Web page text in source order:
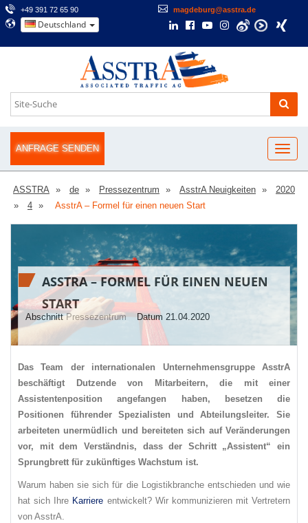
+49 391 72 65 90 magdeburg@asstra.de
Deutschland
ANFRAGE SENDEN
ASSTRA de Pressezentrum AsstrA Neuigkeiten
2020
4
AsstrA – Formel für einen neuen Start
ASSTRA – FORMEL FÜR EINEN NEUEN
START
AbschnittPressezentrum Datum 21.04.2020
Das Team der internationalen Unternehmensgruppe AsstrA
beschäftigt Dutzende von Mitarbeitern, die mit einer
Assistentenposition angefangen haben, besetzen die
Positionen führender Spezialisten und Abteilungsleiter. Sie
arbeiteten unermüdlich und bereiteten sich auf Veränderungen
vor, mit dem Verständnis, dass der Schritt „Assistent“ ein
Sprungbrett für zukünftiges Wachstum ist.
Warum haben sie sich für die Logistikbranche entschieden und wie
hat sich Ihre Karriere entwickelt? Wir kommunizieren mit Vertretern
von AsstrA.